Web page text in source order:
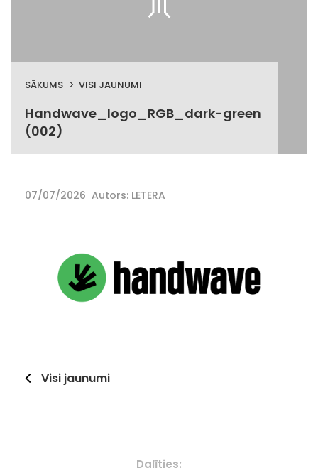
SĀKUMS VISI JAUNUMI
Handwave_logo_RGB_dark-green
(002)
07/07/2026 Autors: LETERA
Visi jaunumi
Dalīties: